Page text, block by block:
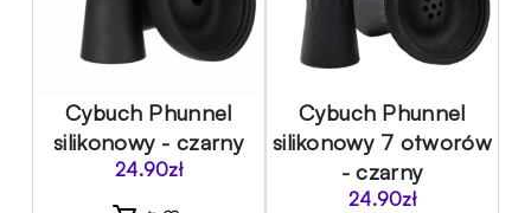
Cybuch Phunnel
silikonowy - czarny
24.90zł
Cybuch Phunnel
silikonowy 7 otworów
- czarny
24.90zł